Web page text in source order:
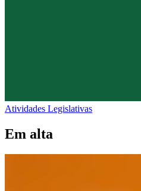
Atividades Legislativas
Em alta